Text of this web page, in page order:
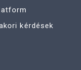
kérdések